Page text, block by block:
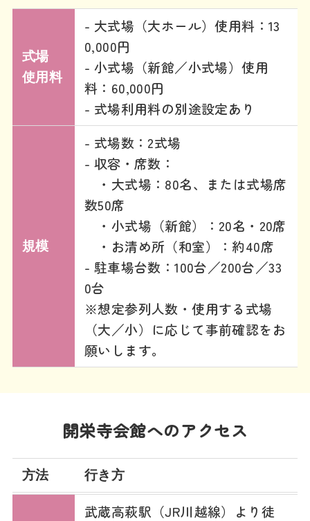
式場
使用料
- 大式場（大ホール）使用料：13
0,000円
- 小式場（新館／小式場）使用
料：60,000円
- 式場利用料の別途設定あり
規模
- 式場数：2式場
- 収容・席数：
・大式場：80名、または式場席
数50席
・小式場（新館）：20名・20席
・お清め所（和室）：約40席
- 駐車場台数：100台／200台／33
0台
※想定参列人数・使用する式場
（大／小）に応じて事前確認をお
願いします。
開栄寺会館へのアクセス
方法 行き方
武蔵高萩駅（JR川越線）より徒